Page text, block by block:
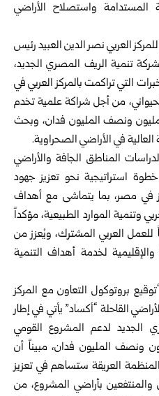
المستدامة واستصلاح الأراضي
العربي نصر الدين العبيد رئيس
تنمية الريف المصري الجديد،
التي تراكمت بالمركز العربي في
من أجل شراكة علمية تخدم
ونصف المليون فدان، وبحث
في الأراضي الصحراوية.
لدراسات المناطق الجافة والأراضي
استراتيجية نحو تعزيز جهود
في مصر، بما يتماشى مع أهداف
وتنمية الموارد الطبيعية، مؤكداً
للعمل العربي المشترك، ويُعزز من
لخدمة أهداف التنمية
بروتوكول التعاون مع المركز
القاحلة “أكساد” يأتي في إطار
الجديد لدعم المشروع القومي
ونصف المليون فدان، مبيناً أن
العريقة ستساهم في تعزيز
والمنتفعين بأراضي المشروع، من